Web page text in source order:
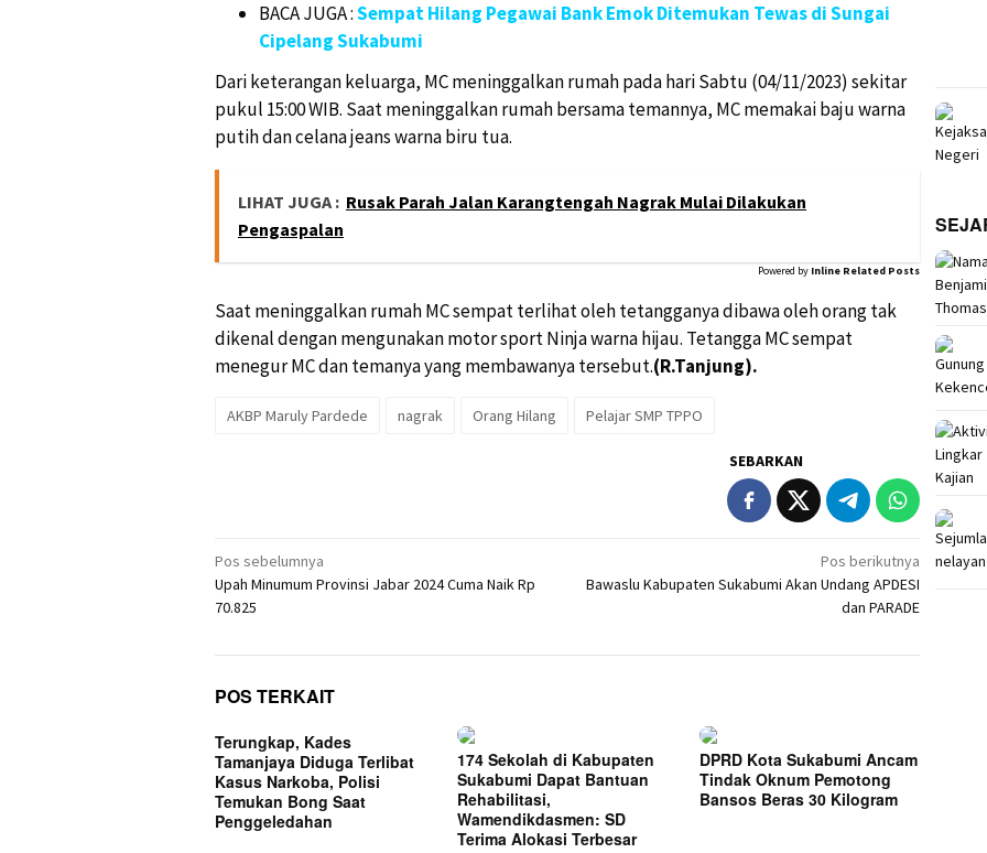
BACA JUGA :Sempat Hilang Pegawai Bank Emok Ditemukan Tewas di Sungai
Cipelang Sukabumi
Dari keterangan keluarga, MC meninggalkan rumah pada hari Sabtu (04/11/2023) sekitar
pukul 15:00 WIB. Saat meninggalkan rumah bersama temannya, MC memakai baju warna
putih dan celana jeans warna biru tua.
LIHAT JUGA : Rusak Parah Jalan Karangtengah Nagrak Mulai Dilakukan
Pengaspalan
Powered by Inline Related Posts
Saat meninggalkan rumah MC sempat terlihat oleh tetangganya dibawa oleh orang tak
dikenal dengan mengunakan motor sport Ninja warna hijau. Tetangga MC sempat
menegur MC dan temanya yang membawanya tersebut.(R.Tanjung).
AKBP Maruly Pardede nagrak Orang Hilang Pelajar SMP TPPO
SEBARKAN
Navigasi
pos
Pos sebelumnya
Upah Minumum Provinsi Jabar 2024 Cuma Naik Rp
70.825
Pos berikutnya
Bawaslu Kabupaten Sukabumi Akan Undang APDESI
dan PARADE
POS TERKAIT
Terungkap, Kades
Tamanjaya Diduga Terlibat
Kasus Narkoba, Polisi
Temukan Bong Saat
Penggeledahan
174 Sekolah di Kabupaten
Sukabumi Dapat Bantuan
Rehabilitasi,
Wamendikdasmen: SD
Terima Alokasi Terbesar
DPRD Kota Sukabumi Ancam
Tindak Oknum Pemotong
Bansos Beras 30 Kilogram